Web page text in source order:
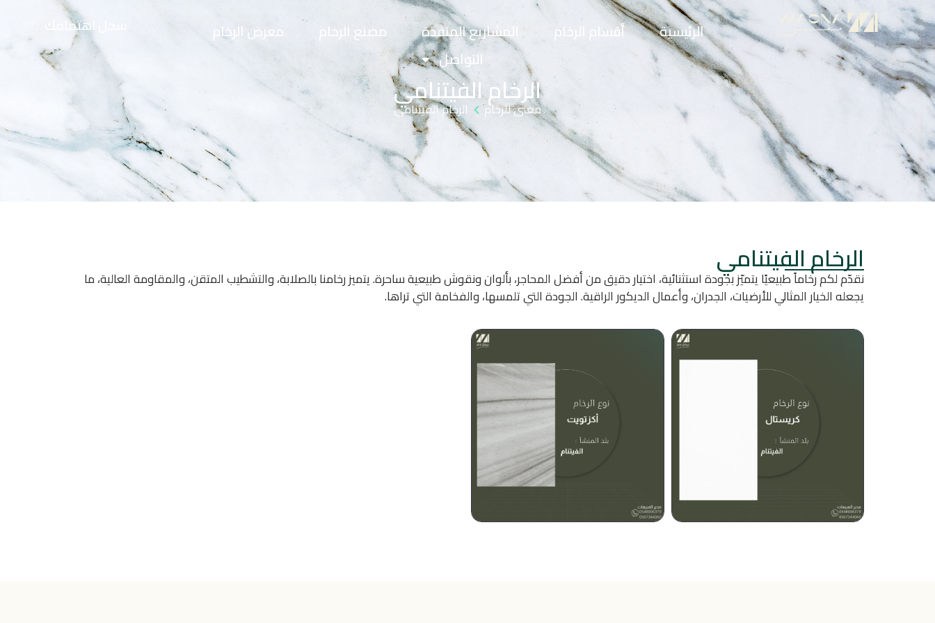
الرئيسية أقسام الرخام المشاريع المنفذة مصنع الرخام
معرض الرخام
التواصل
سجل اهتمامك
الرخام الفيتنامي
مغنى للرخام الرخام الفيتنامي
الرخام الفيتنامي
نقدّم لكم رخاماً طبيعيًا يتميّز بجودة استثنائية، اختيار دقيق من أفضل المحاجر، بألوان ونقوش طبيعية ساحرة. يتميز رخامنا بالصلابة، والتشطيب المتقن، والمقاومة العالية، ما
يجعله الخيار المثالي للأرضيات، الجدران، وأعمال الديكور الراقية. الجودة التي تلمسها، والفخامة التي تراها.